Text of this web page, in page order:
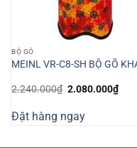
BỘ GÕ
MEINL VR-C8-SH BỘ GÕ
2.240.000₫ Giá
2.240.000₫.
2.080.000₫Giá
hiện
Đặt hàng ngay